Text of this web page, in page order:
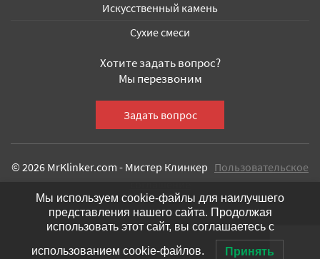
Искусственный камень
Сухие смеси
Хотите задать вопрос?
Мы перезвоним
© 2026 MrKlinker.com - Мистер Клинкер Пользовательское
Мы используем cookie-файлы для наилучшего
представления нашего сайта. Продолжая
использовать этот сайт, вы соглашаетесь с
использованием cookie-файлов. Принять